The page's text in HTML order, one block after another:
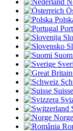
Suisse
Norge